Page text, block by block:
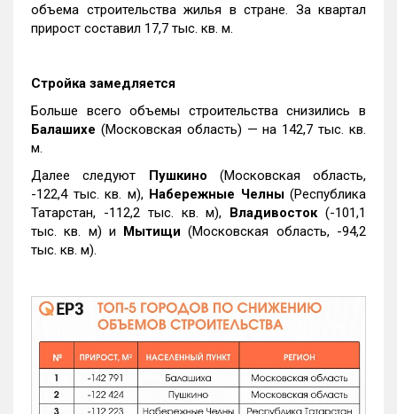
объема строительства жилья в стране. За квартал
прирост составил 17,7 тыс. кв. м.
Стройка замедляется
Больше всего объемы строительства снизились в
Балашихе (Московская область) — на 142,7 тыс. кв.
м.
Далее следуют Пушкино (Московская область,
-122,4 тыс. кв. м), Набережные Челны(Республика
Татарстан, -112,2 тыс. кв. м), Владивосток(-101,1
тыс. кв. м) и Мытищи (Московская область, -94,2
тыс. кв. м).